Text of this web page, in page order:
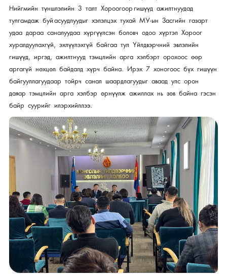
Нийгмийн түншлэлийн 3 талт Хороогоор гишүүд ажилтнуудад
тулгамдаж буй асуудлуудыг хэлэлцэх тухай МУ-ын Засгийн газарт
удаа дараа саналуудаа хүргүүлсэн боловч одоо хүртэл Хороог
хуралдуулахгүй, эхлүүлэхгүй байгаа тул Үйлдвэрчний эвлэлийн
гишүүд, иргэд, ажилтнууд тэмцлийн арга хэлбэрт орохоос өөр
аргагүй нөхцөл байдалд хүрч байна. Ирэх 7 хоногоос бүх гишүүн
байгууллагуудаар тойрч санал шаардлагуудыг аваад улс орон
даяар тэмцлийн арга хэлбэр өрнүүлж ажиллах нь зөв байна гэсэн
байр суурийг илэрхийллээ.